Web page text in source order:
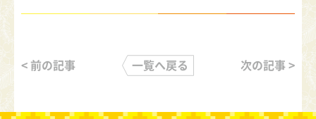
< 前の記事 一覧へ戻る 次の記事 >